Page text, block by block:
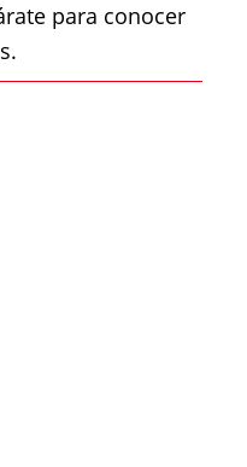
para conocer